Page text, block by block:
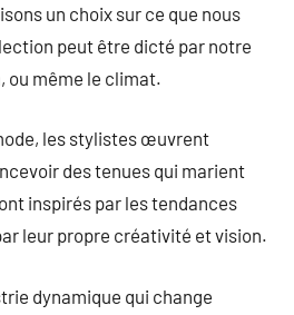
un choix sur ce que nous
peut être dicté par notre
ou même le climat.
les stylistes œuvrent
des tenues qui marient
inspirés par les tendances
leur propre créativité et vision.
dynamique qui change